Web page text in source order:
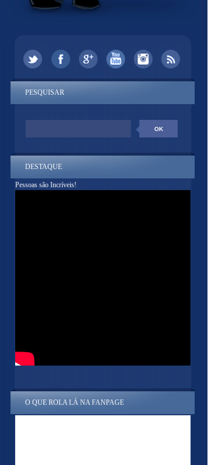
PESQUISAR
DESTAQUE
Pessoas são Incríveis!
O QUE ROLA LÁ NA FANPAGE